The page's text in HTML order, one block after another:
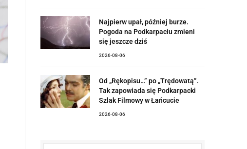
Najpierw upał, później burze.
Pogoda na Podkarpaciu zmieni
się jeszcze dziś
2026-08-06
Od „Rękopisu…” po „Trędowatą”.
Tak zapowiada się Podkarpacki
Szlak Filmowy w Łańcucie
2026-08-06